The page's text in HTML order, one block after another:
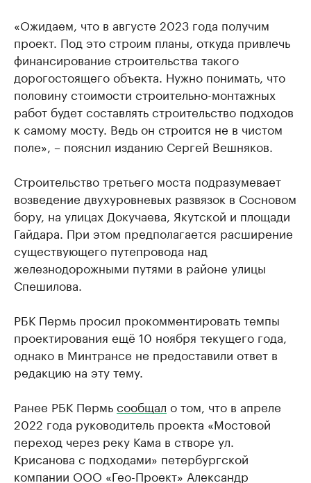
«Ожидаем, что в августе 2023 года получим
проект. Под это строим планы, откуда привлечь
финансирование строительства такого
дорогостоящего объекта. Нужно понимать, что
половину стоимости строительно-монтажных
работ будет составлять строительство подходов
к самому мосту. Ведь он строится не в чистом
поле», – пояснил изданию Сергей Вешняков.
Строительство третьего моста подразумевает
возведение двухуровневых развязок в Сосновом
бору, на улицах Докучаева, Якутской и площади
Гайдара. При этом предполагается расширение
существующего путепровода над
железнодорожными путями в районе улицы
Спешилова.
РБК Пермь просил прокомментировать темпы
проектирования ещё 10 ноября текущего года,
однако в Минтрансе не предоставили ответ в
редакцию на эту тему.
Ранее РБК Пермьсообщал о том, что в апреле
2022 года руководитель проекта «Мостовой
переход через реку Кама в створе ул.
Крисанова с подходами» петербургской
компании ООО «Гео-Проект» Александр